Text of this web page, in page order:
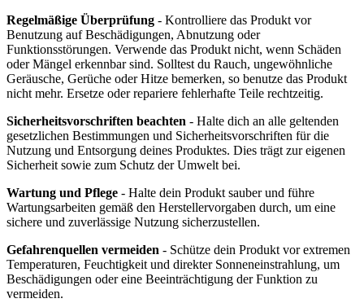
Regelmäßige Überprüfung - Kontrolliere das Produkt vor
Benutzung auf Beschädigungen, Abnutzung oder
Funktionsstörungen. Verwende das Produkt nicht, wenn Schäden
oder Mängel erkennbar sind. Solltest du Rauch, ungewöhnliche
Geräusche, Gerüche oder Hitze bemerken, so benutze das Produkt
nicht mehr. Ersetze oder repariere fehlerhafte Teile rechtzeitig.
Sicherheitsvorschriften beachten - Halte dich an alle geltenden
gesetzlichen Bestimmungen und Sicherheitsvorschriften für die
Nutzung und Entsorgung deines Produktes. Dies trägt zur eigenen
Sicherheit sowie zum Schutz der Umwelt bei.
Wartung und Pflege - Halte dein Produkt sauber und führe
Wartungsarbeiten gemäß den Herstellervorgaben durch, um eine
sichere und zuverlässige Nutzung sicherzustellen.
Gefahrenquellen vermeiden - Schütze dein Produkt vor extremen
Temperaturen, Feuchtigkeit und direkter Sonneneinstrahlung, um
Beschädigungen oder eine Beeinträchtigung der Funktion zu
vermeiden.